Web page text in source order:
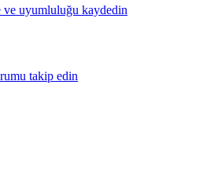
uyumluluğu kaydedin
takip edin